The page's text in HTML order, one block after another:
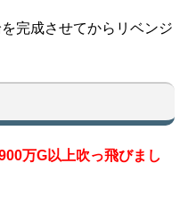
完成させてからリベンジ
万G以上吹っ飛びまし